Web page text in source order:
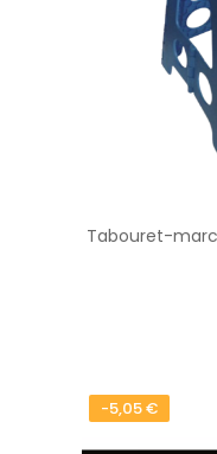
Tabouret-
-5,05 €